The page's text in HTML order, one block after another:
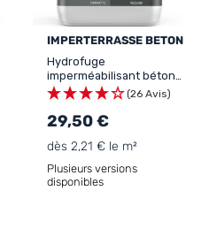
IMPERTERRASSE BETON
Hydrofuge
imperméabilisant béton
sur terrasse, pavés et
dalles poreuses, anti-
tâches: IMPERTERRASSE
BETON
(26 Avis)
29,50 €
dès 2,21 € le m²
Plusieurs versions
disponibles